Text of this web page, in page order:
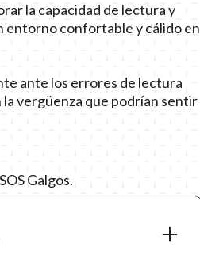
la capacidad de lectura y
entorno confortable y cálido en
ante los errores de lectura
vergüenza que podrían sentir
Galgos.